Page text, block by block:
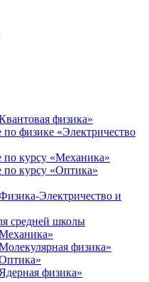
физика»
физике «Электричество
по курсу «Механика»
по курсу «Оптика»
Электричество и
средней школы
физика»
физика»